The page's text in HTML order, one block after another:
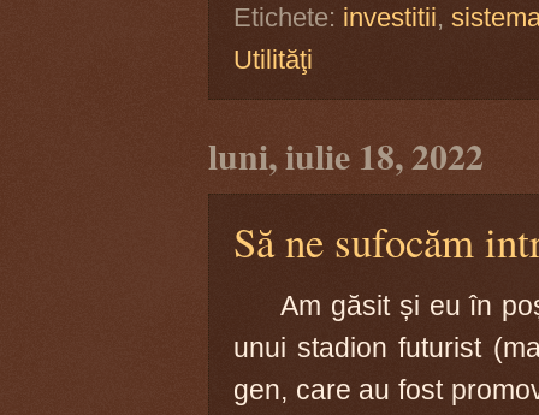
Etichete: investitii,
Utilităţi
luni, iulie 18, 2022
Să ne sufocăm
Am găsit și eu în
unui stadion futurist
gen, care au fost